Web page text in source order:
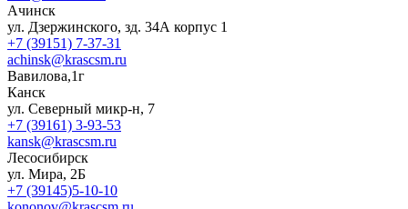
Ачинск
ул. Дзержинского, зд. 34А корпус 1
+7 (39151) 7-37-31
achinsk@krascsm.ru
Вавилова,1г
Канск
ул. Северный микр-н, 7
+7 (39161) 3-93-53
kansk@krascsm.ru
Лесосибирск
ул. Мира, 2Б
+7 (39145)5-10-10